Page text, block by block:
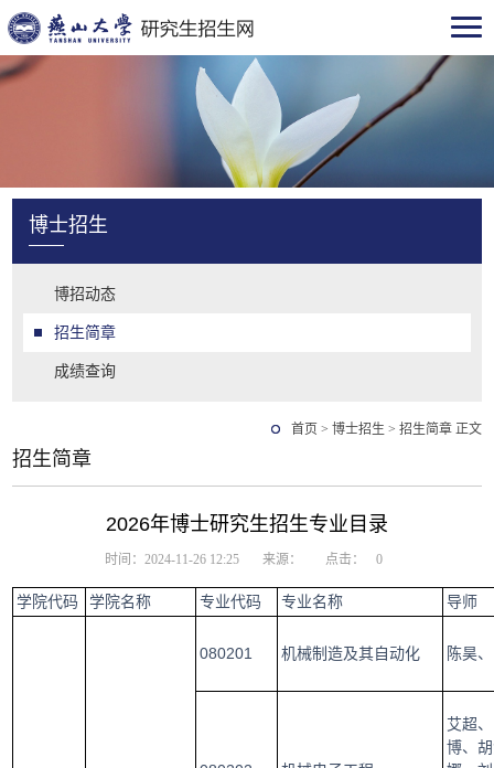
博士招生
博招动态
招生简章
成绩查询
首页 > 博士招生 > 招生简章正文
招生简章
2026年博士研究生招生专业目录
时间：2024-11-26 12:25 来源： 点击： 0
学院代码 学院名称 专业代码 专业名称 导师
080201 机械制造及其自动化 陈昊
艾超
博、